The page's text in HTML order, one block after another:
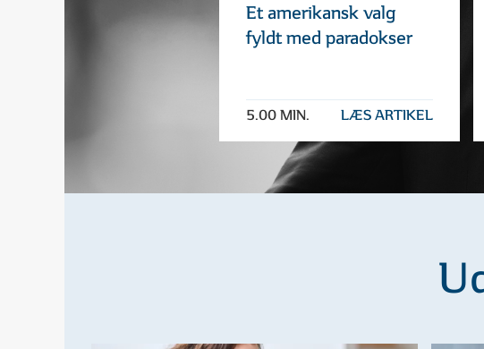
Et amerikansk valg
fyldt med paradokser
5.00 MIN. LÆS ARTIKEL